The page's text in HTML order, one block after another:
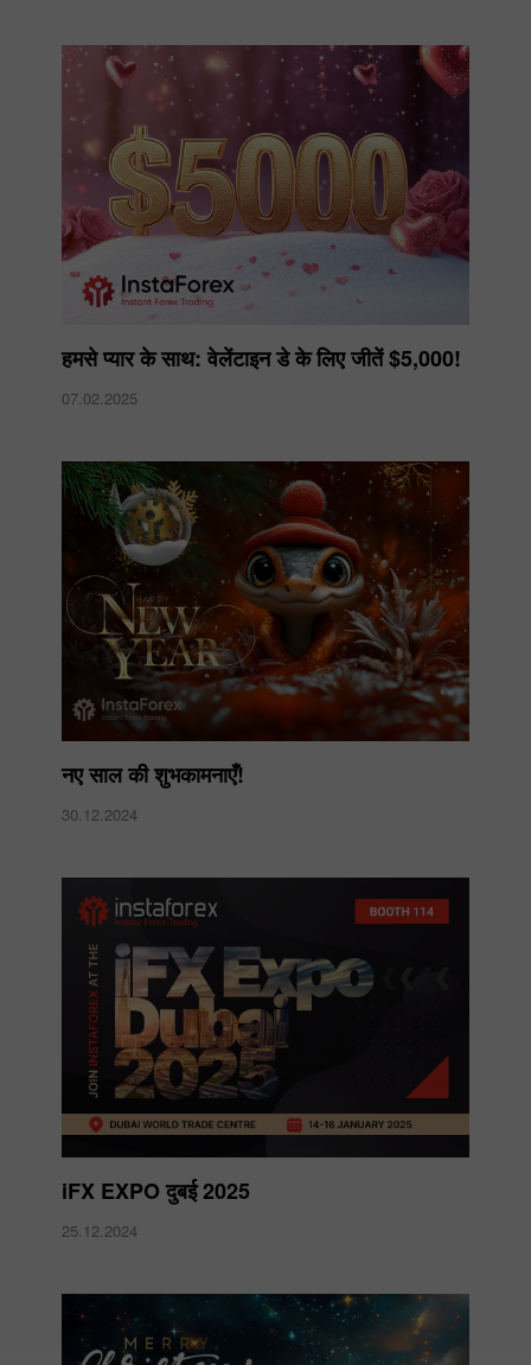
हमसे प्यार के साथ: वेलेंटाइन डे के लिए जीतें $5,000!
07.02.2025
नए साल की शुभकामनाएँ!
30.12.2024
iFX EXPO दुबई 2025
25.12.2024